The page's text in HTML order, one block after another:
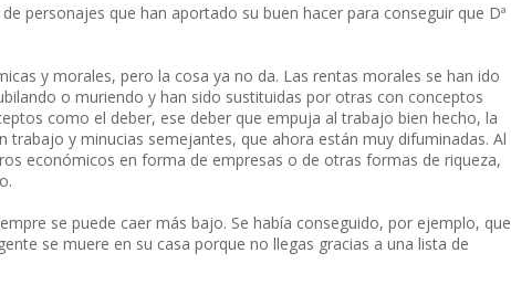
personajes que han aportado su buen hacer para conseguir que Dª
y morales, pero la cosa ya no da. Las rentas morales se han ido
o muriendo y han sido sustituidas por otras con conceptos
como el deber, ese deber que empuja al trabajo bien hecho, la
trabajo y minucias semejantes, que ahora están muy difuminadas. Al
económicos en forma de empresas o de otras formas de riqueza,
se puede caer más bajo. Se había conseguido, por ejemplo, que
se muere en su casa porque no llegas gracias a una lista de